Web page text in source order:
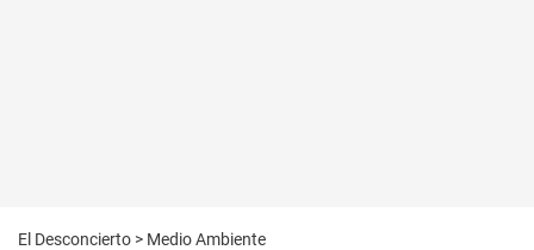
El Desconcierto > Medio Ambiente